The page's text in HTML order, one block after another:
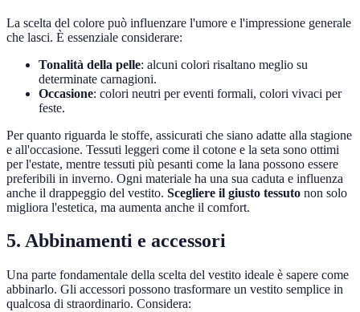
La scelta del colore può influenzare l'umore e l'impressione generale
che lasci. È essenziale considerare:
Tonalità della pelle: alcuni colori risaltano meglio su
determinate carnagioni.
Occasione: colori neutri per eventi formali, colori vivaci per
feste.
Per quanto riguarda le stoffe, assicurati che siano adatte alla stagione
e all'occasione. Tessuti leggeri come il cotone e la seta sono ottimi
per l'estate, mentre tessuti più pesanti come la lana possono essere
preferibili in inverno. Ogni materiale ha una sua caduta e influenza
anche il drappeggio del vestito. Scegliere il giusto tessuto non solo
migliora l'estetica, ma aumenta anche il comfort.
5. Abbinamenti e accessori
Una parte fondamentale della scelta del vestito ideale è sapere come
abbinarlo. Gli accessori possono trasformare un vestito semplice in
qualcosa di straordinario. Considera: